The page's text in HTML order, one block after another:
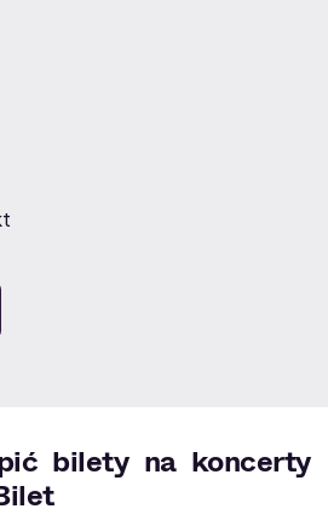
z nadchodzącymi koncertami,
stronę eBilet i sprawdzać
dla siebie.
Playboys oraz Power Play.
one na tych wydarzeniach,
niezapomnianych wrażeń i
bilety na koncerty